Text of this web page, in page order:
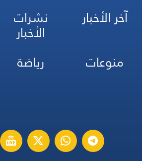
آخر الأخبار نشرات
الأخبار
منوعات
رياضة